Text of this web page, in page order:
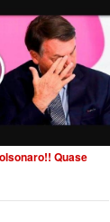
Quase